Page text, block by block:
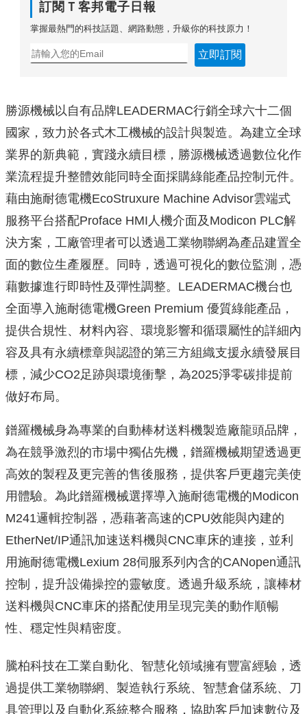
訂閱Ｔ客邦電子日報
掌握最熱門的科技話題、網路動態，升級你的科技原力！
立即訂閱
勝源機械以自有品牌LEADERMAC行銷全球六十二個
國家，致力於各式木工機械的設計與製造。為建立全球
業界的新典範，實踐永續目標，勝源機械透過數位化作
業流程提升整體效能同時全面採購綠能產品控制元件。
藉由施耐德電機EcoStruxure Machine Advisor雲端式
服務平台搭配Proface HMI人機介面及Modicon PLC解
決方案，工廠管理者可以透過工業物聯網為產品建置全
面的數位生產履歷。同時，透過可視化的數位監測，憑
藉數據進行即時性及彈性調整。LEADERMAC機台也
全面導入施耐德電機Green Premium 優質綠能產品，
提供合規性、材料內容、環境影響和循環屬性的詳細內
容及具有永續標章與認證的第三方組織支援永續發展目
標，減少CO2足跡與環境衝擊，為2025淨零碳排提前
做好布局。
鐠羅機械身為專業的自動棒材送料機製造廠龍頭品牌，
為在競爭激烈的市場中獨佔先機，鐠羅機械期望透過更
高效的製程及更完善的售後服務，提供客戶更趨完美使
用體驗。為此鐠羅機械選擇導入施耐德電機的Modicon
M241邏輯控制器，憑藉著高速的CPU效能與內建的
EtherNet/IP通訊加速送料機與CNC車床的連接，並利
用施耐德電機Lexium 28伺服系列內含的CANopen通訊
控制，提升設備操控的靈敏度。透過升級系統，讓棒材
送料機與CNC車床的搭配使用呈現完美的動作順暢
性、穩定性與精密度。
騰柏科技在工業自動化、智慧化領域擁有豐富經驗，透
過提供工業物聯網、製造執行系統、智慧倉儲系統、刀
具管理以及自動化系統整合服務，協助客戶加速數位及